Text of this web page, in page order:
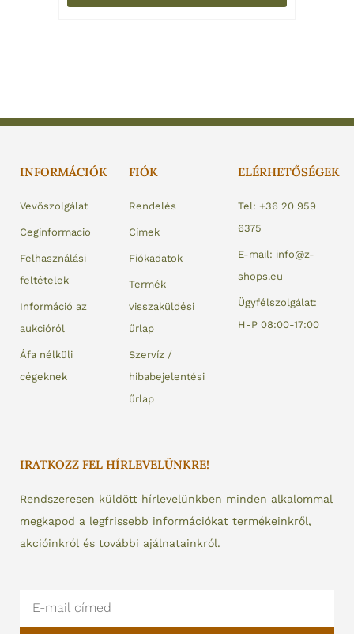
INFORMÁCIÓK
Vevőszolgálat
Ceginformacio
Felhasználási
feltételek
Információ az
aukcióról
Áfa nélküli
cégeknek
FIÓK
Rendelés
Címek
Fiókadatok
Termék
visszaküldési
űrlap
Szervíz /
hibabejelentési
űrlap
ELÉRHETŐSÉGEK
Tel: +36 20 959
6375
E-mail: info@z-
shops.eu
Ügyfélszolgálat:
H-P 08:00-17:00
IRATKOZZ FEL HÍRLEVELÜNKRE!
Rendszeresen küldött hírlevelünkben minden alkalommal
megkapod a legfrissebb információkat termékeinkről,
akcióinkról és további ajálnatainkról.